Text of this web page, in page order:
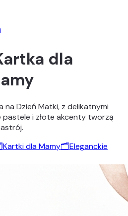
dla
na Dzień Matki, z delikatnymi
pastele i złote akcenty tworzą
Kartki dla Mamy🗂️Eleganckie